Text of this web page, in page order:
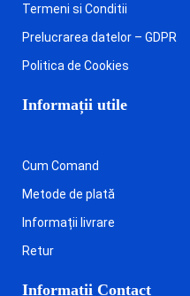
Termeni si Conditii
Prelucrarea datelor – GDPR
Politica de Cookies
Informații utile
Cum Comand
Metode de plată
Informații livrare
Retur
Informații Contact